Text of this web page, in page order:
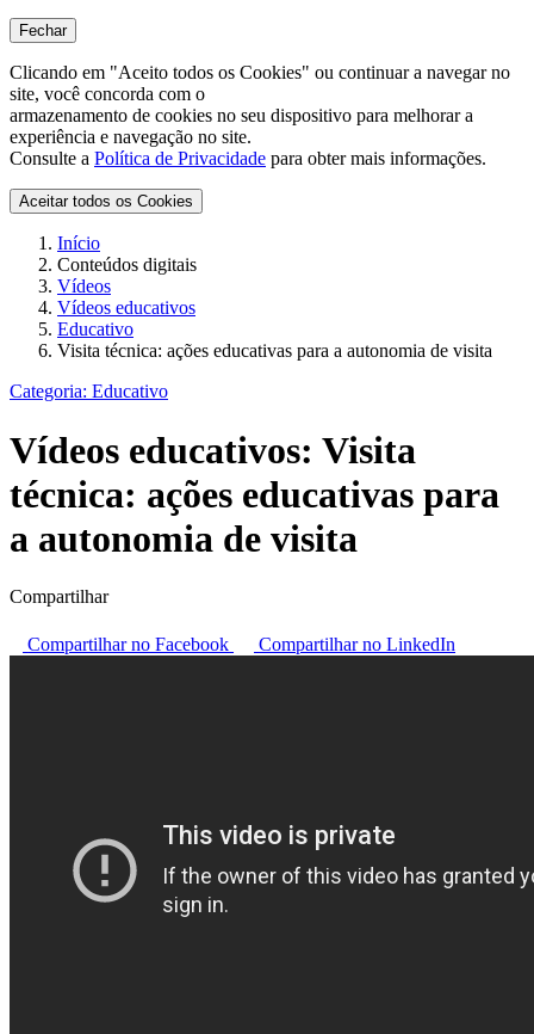
Fechar
Clicando em "Aceito todos os Cookies" ou continuar a navegar no
site, você concorda com o
armazenamento de cookies no seu dispositivo para melhorar a
experiência e navegação no site.
Consulte a Política de Privacidade para obter mais informações.
Aceitar todos os Cookies
Início
Conteúdos digitais
Vídeos
Vídeos educativos
Educativo
Visita técnica: ações educativas para a autonomia de visita
Categoria: Educativo
Vídeos educativos: Visita
técnica: ações educativas para
a autonomia de visita
Compartilhar
Compartilhar no Facebook Compartilhar no LinkedIn